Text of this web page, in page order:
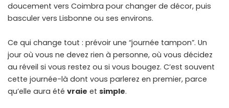
doucement vers Coimbra pour changer de décor, puis
basculer vers Lisbonne ou ses environs.
Ce qui change tout : prévoir une “journée tampon”. Un
jour où vous ne devez rien à personne, où vous décidez
au réveil si vous restez ou si vous bougez. C’est souvent
cette journée-là dont vous parlerez en premier, parce
qu’elle aura été vraie et simple.